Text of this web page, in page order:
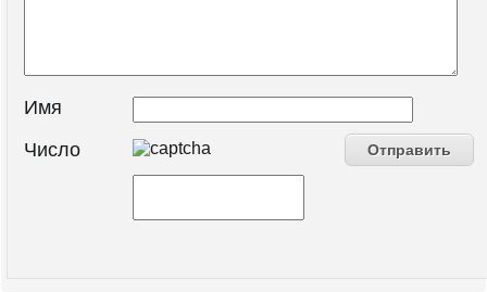
Имя
Число